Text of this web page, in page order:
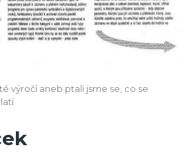
výročí aneb ptali jsme se, co se